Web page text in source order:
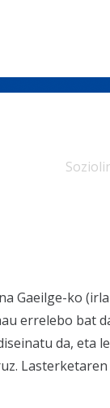
Gaeilge-ko
errelebo bat
da, eta